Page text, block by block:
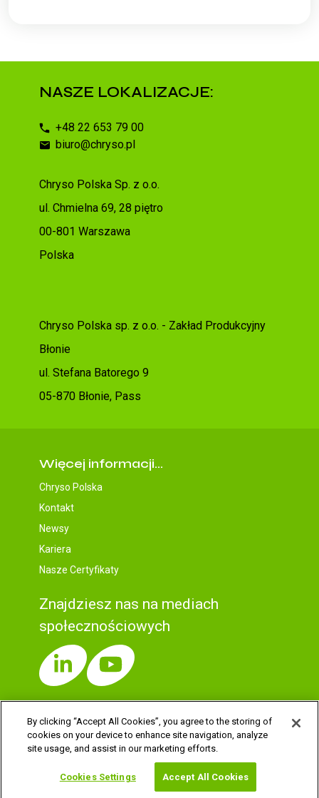
NASZE LOKALIZACJE:
+48 22 653 79 00
biuro@chryso.pl
Chryso Polska Sp. z o.o.
ul. Chmielna 69, 28 piętro
00-801 Warszawa
Polska
Chryso Polska sp. z o.o. - Zakład Produkcyjny
Błonie
ul. Stefana Batorego 9
05-870 Błonie, Pass
Więcej informacji...
Chryso Polska
Kontakt
Newsy
Kariera
Nasze Certyfikaty
Znajdziesz nas na mediach
społecznościowych
TWOJE DANE I PRAWA
POLITYKA PRYWATNOŚCI I PLIKÓW COOKIES
By clicking “Accept All Cookies”, you agree to the storing of
cookies on your device to enhance site navigation, analyze
site usage, and assist in our marketing efforts.
Cookies Settings Accept All Cookies